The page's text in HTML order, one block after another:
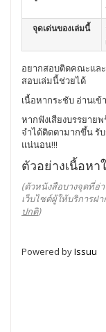
จุดเด่นของเล่มนี้
อยากสอบติดคณะและ
สอบเล่มนี้ช่วยได้
เนื้อหากระชับ อ่านเข้
หากฟังเสียงบรรยาย
จำได้ติดตามากขึ้น รั
แน่นอน!!!
ตัวอย่างเนื้อหา
(ตัวหนังสือบางจุดที่อ่
เว็บไซต์ผู้ให้บริการฝ
ปกติ)
Powered byIssuu